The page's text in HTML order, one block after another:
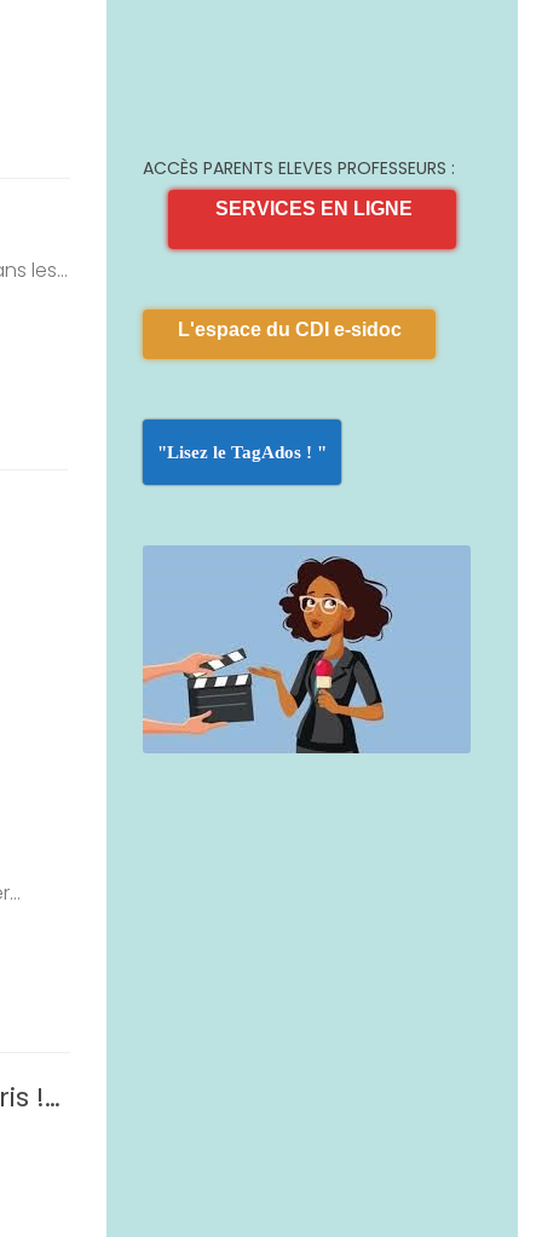
les...
!…
ACCÈS PARENTS ELEVES PROFESSEURS :
SERVICES EN LIGNE
L'espace du CDI e-sidoc
"Lisez le TagAdos ! "